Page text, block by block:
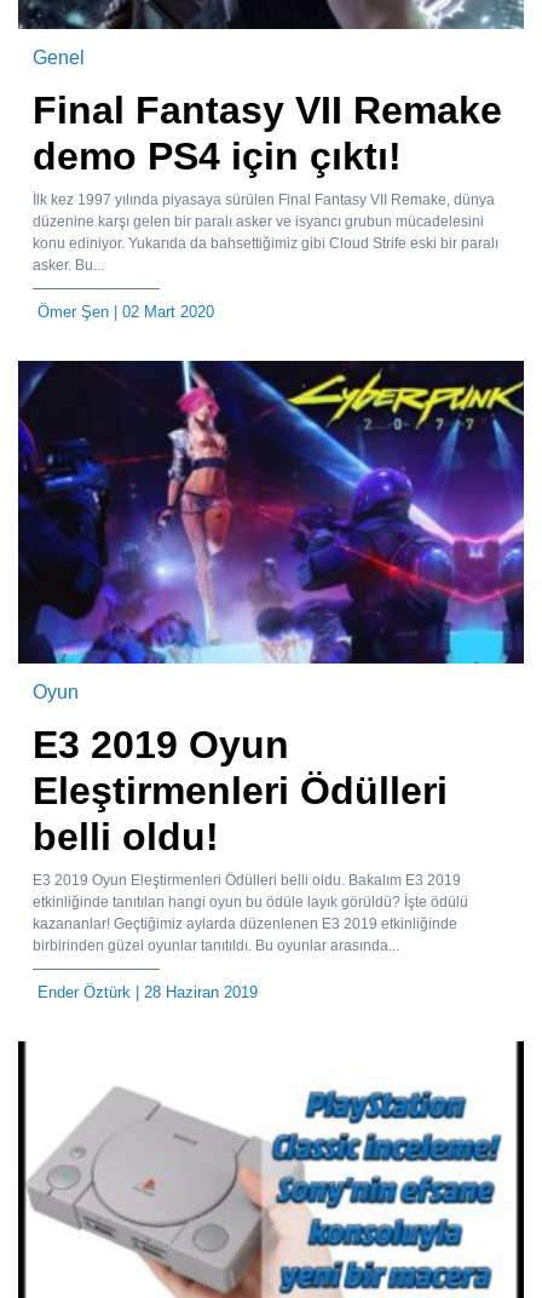
Genel
Final Fantasy VII Remake
demo PS4 için çıktı!
İlk kez 1997 yılında piyasaya sürülen Final Fantasy VII Remake, dünya
düzenine karşı gelen bir paralı asker ve isyancı grubun mücadelesini
konu ediniyor. Yukarıda da bahsettiğimiz gibi Cloud Strife eski bir paralı
asker. Bu...
Ömer Şen | 02 Mart 2020
Oyun
E3 2019 Oyun
Eleştirmenleri Ödülleri
belli oldu!
E3 2019 Oyun Eleştirmenleri Ödülleri belli oldu. Bakalım E3 2019
etkinliğinde tanıtılan hangi oyun bu ödüle layık görüldü? İşte ödülü
kazananlar! Geçtiğimiz aylarda düzenlenen E3 2019 etkinliğinde
birbirinden güzel oyunlar tanıtıldı. Bu oyunlar arasında...
Ender Öztürk | 28 Haziran 2019